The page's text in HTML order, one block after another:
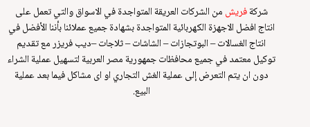
شركةفريش من الشركات العريقة المتواجدة في الاسواق والتي تعمل على
انتاج افضل الاجهزة الكهربائية المتواجدة بشهادة جميع عملائنا بأننا الأفضل في
انتاج الغسالات – البوتجازات – الشاشات – ثلاجات –ديب فريزر مع تقديم
توكيل معتمد في جميع محافظات جمهورية مصر العربية لتسهيل عملية الشراء
دون ان يتم التعرض إلى عملية الغش التجاري او اى مشاكل فيما بعد عملية
البيع.